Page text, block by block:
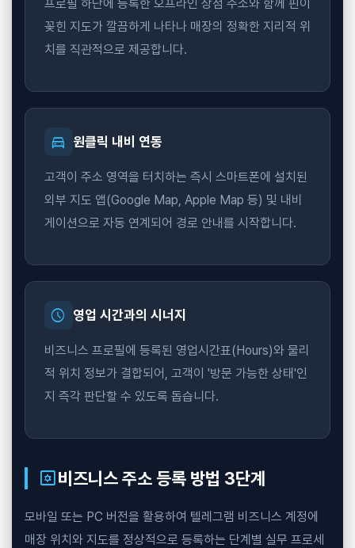
프로필 하단에 등록한 오프라인 상점 주소와 함께 핀이
꽂힌 지도가 깔끔하게 나타나 매장의 정확한 지리적 위
치를 직관적으로 제공합니다.
directions_car 원클릭 내비 연동
고객이 주소 영역을 터치하는 즉시 스마트폰에 설치된
외부 지도 앱(Google Map, Apple Map 등) 및 내비
게이션으로 자동 연계되어 경로 안내를 시작합니다.
schedule 영업 시간과의 시너지
비즈니스 프로필에 등록된 영업시간표(Hours)와 물리
적 위치 정보가 결합되어, 고객이 '방문 가능한 상태'인
지 즉각 판단할 수 있도록 돕습니다.
settings_applications비즈니스 주소 등록 방법 3단계
모바일 또는 PC 버전을 활용하여 텔레그램 비즈니스 계정에
매장 위치와 지도를 정상적으로 등록하는 단계별 실무 프로세